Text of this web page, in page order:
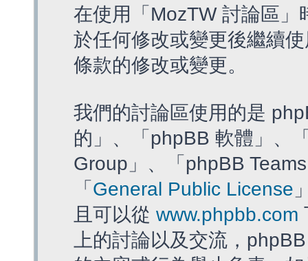
在使用「MozTW 討論區
於任何修改或變更後繼續
條款的修改或變更。
我們的討論區使用的是
的」、「phpBB 軟體」、
Group」、「phpBB
「 General Public License
且可以從 www.phpbb.com
上的討論以及交流，